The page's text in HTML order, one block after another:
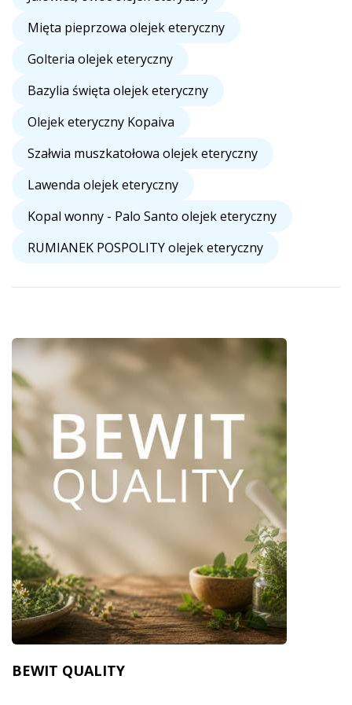
Mięta pieprzowa olejek eteryczny
Golteria olejek eteryczny
Bazylia święta olejek eteryczny
Olejek eteryczny Kopaiva
Szałwia muszkatołowa olejek eteryczny
Lawenda olejek eteryczny
Kopal wonny - Palo Santo olejek eteryczny
RUMIANEK POSPOLITY olejek eteryczny
BEWIT QUALITY